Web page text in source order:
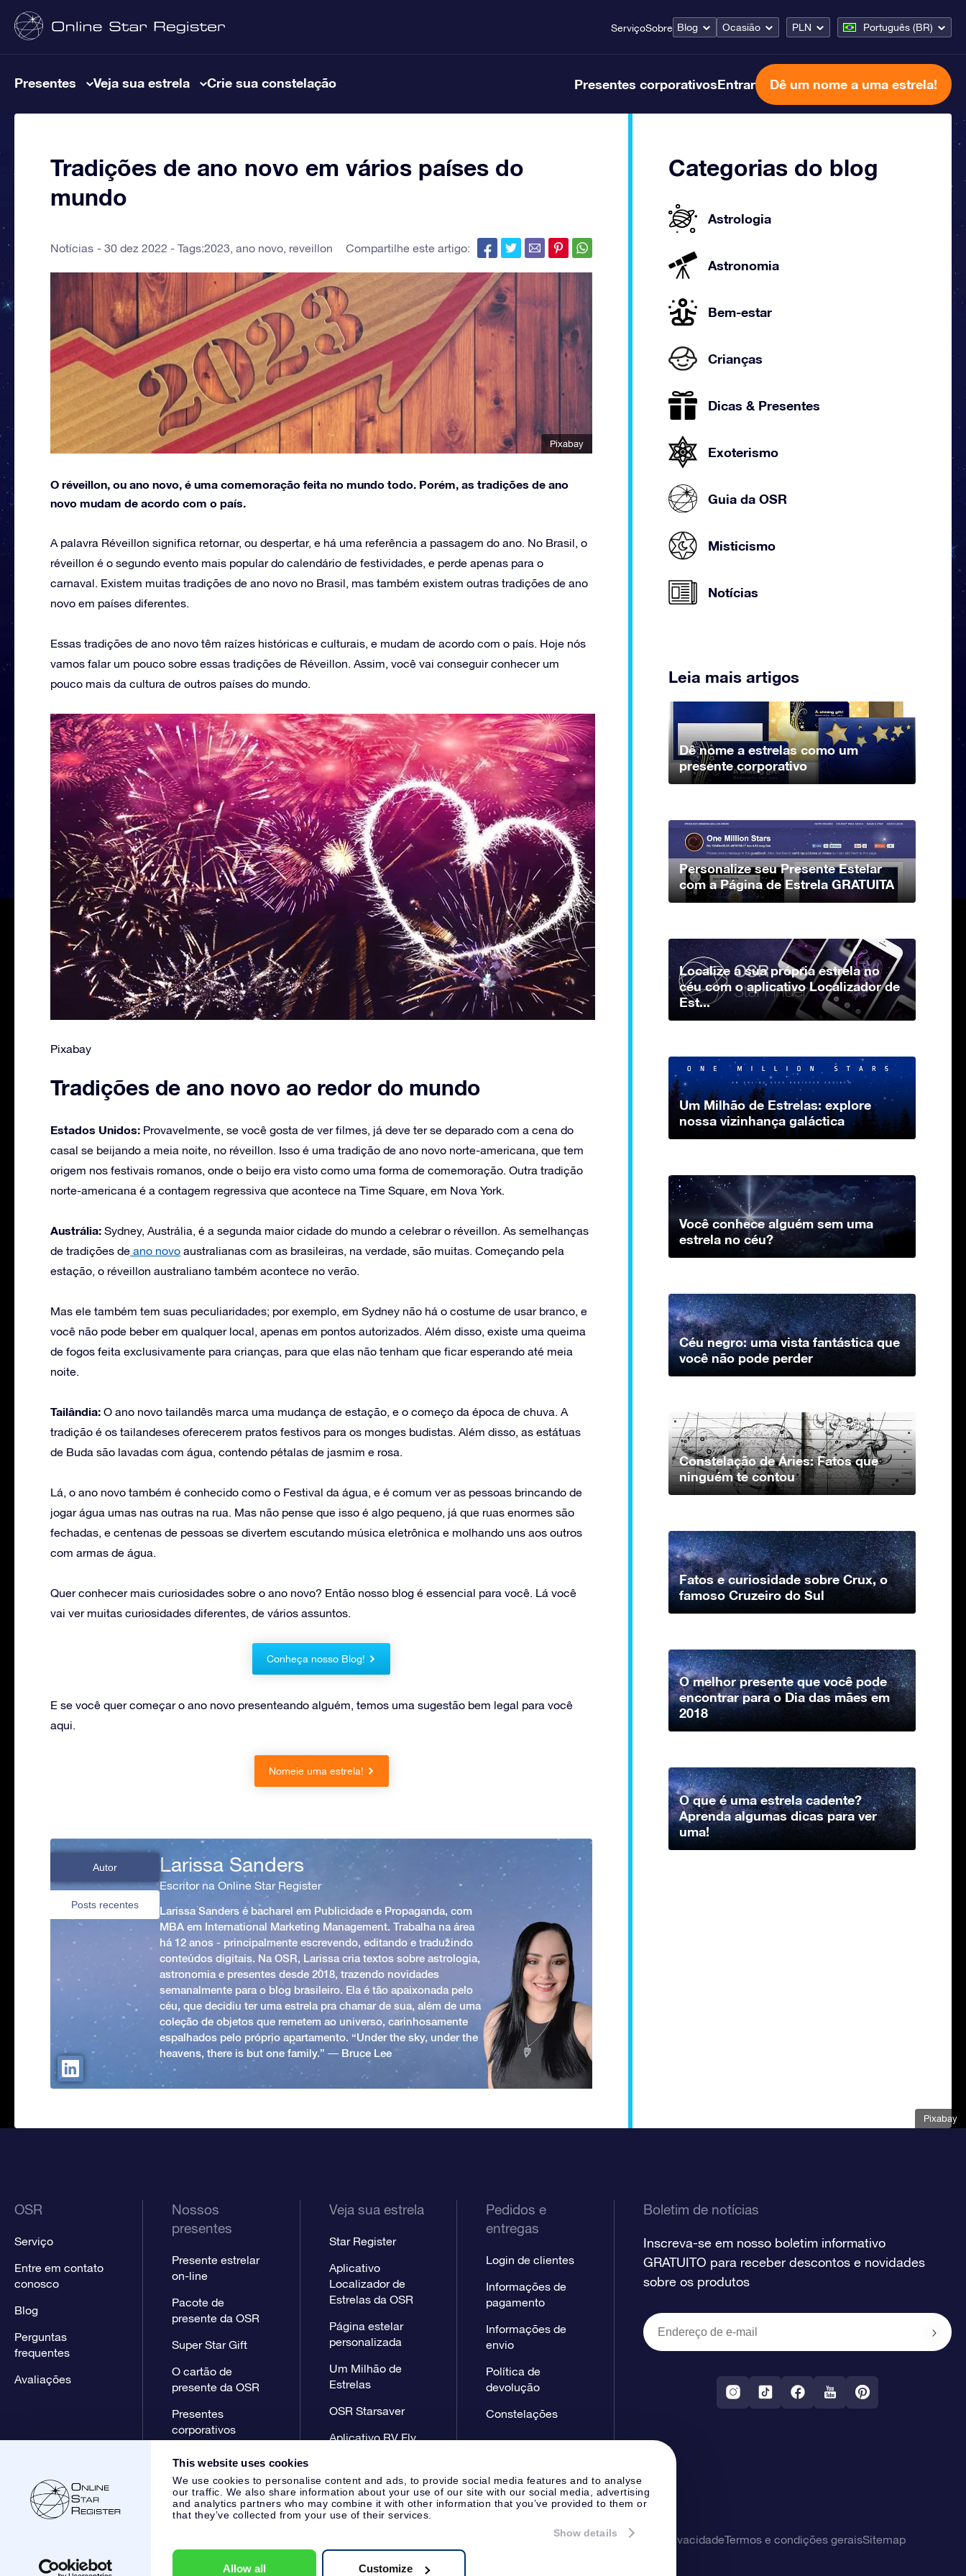
This website uses cookies
We use cookies to personalise content and ads, to provide social media features and to analyse
our traffic. We also share information about your use of our site with our social media, advertising
and analytics partners who may combine it with other information that you’ve provided to them or
that they’ve collected from your use of their services.
Show details
Allow all Customize
ServiçoSobre Blog Ocasião PLN Português (BR)
Presentes Veja sua estrela Crie sua constelação Presentes corporativosEntrar Dê um nome a uma estrela!
Tradições de ano novo em vários países do
mundo
Notícias 30 dez 2022 - Tags:2023, ano novo, reveillon Compartilhe este artigo:
Pixabay
O réveillon, ou ano novo, é uma comemoração feita no mundo todo. Porém, as tradições de ano
novo mudam de acordo com o país.
A palavra Réveillon significa retornar, ou despertar, e há uma referência a passagem do ano. No Brasil, o
réveillon é o segundo evento mais popular do calendário de festividades, e perde apenas para o
carnaval. Existem muitas tradições de ano novo no Brasil, mas também existem outras tradições de ano
novo em países diferentes.
Essas tradições de ano novo têm raízes históricas e culturais, e mudam de acordo com o país. Hoje nós
vamos falar um pouco sobre essas tradições de Réveillon. Assim, você vai conseguir conhecer um
pouco mais da cultura de outros países do mundo.
Pixabay
Pixabay
Tradições de ano novo ao redor do mundo
Estados Unidos: Provavelmente, se você gosta de ver filmes, já deve ter se deparado com a cena do
casal se beijando a meia noite, no réveillon. Isso é uma tradição de ano novo norte-americana, que tem
origem nos festivais romanos, onde o beijo era visto como uma forma de comemoração. Outra tradição
norte-americana é a contagem regressiva que acontece na Time Square, em Nova York.
Austrália: Sydney, Austrália, é a segunda maior cidade do mundo a celebrar o réveillon. As semelhanças
de tradições de ano novo australianas com as brasileiras, na verdade, são muitas. Começando pela
estação, o réveillon australiano também acontece no verão.
Mas ele também tem suas peculiaridades; por exemplo, em Sydney não há o costume de usar branco, e
você não pode beber em qualquer local, apenas em pontos autorizados. Além disso, existe uma queima
de fogos feita exclusivamente para crianças, para que elas não tenham que ficar esperando até meia
noite.
Tailândia: O ano novo tailandês marca uma mudança de estação, e o começo da época de chuva. A
tradição é os tailandeses oferecerem pratos festivos para os monges budistas. Além disso, as estátuas
de Buda são lavadas com água, contendo pétalas de jasmim e rosa.
Lá, o ano novo também é conhecido como o Festival da água, e é comum ver as pessoas brincando de
jogar água umas nas outras na rua. Mas não pense que isso é algo pequeno, já que ruas enormes são
fechadas, e centenas de pessoas se divertem escutando música eletrônica e molhando uns aos outros
com armas de água.
Quer conhecer mais curiosidades sobre o ano novo? Então nosso blog é essencial para você. Lá você
vai ver muitas curiosidades diferentes, de vários assuntos.
Conheça nosso Blog!
E se você quer começar o ano novo presenteando alguém, temos uma sugestão bem legal para você
aqui.
Nomeie uma estrela!
Autor
Posts recentes
Larissa Sanders
Escritor na Online Star Register
Larissa Sanders é bacharel em Publicidade e Propaganda, com
MBA em International Marketing Management. Trabalha na área
há 12 anos - principalmente escrevendo, editando e traduzindo
conteúdos digitais. Na OSR, Larissa cria textos sobre astrologia,
astronomia e presentes desde 2018, trazendo novidades
semanalmente para o blog brasileiro. Ela é tão apaixonada pelo
céu, que decidiu ter uma estrela pra chamar de sua, além de uma
coleção de objetos que remetem ao universo, carinhosamente
espalhados pelo próprio apartamento. “Under the sky, under the
heavens, there is but one family.” ― Bruce Lee
Categorias do blog
Astrologia
Astronomia
Bem-estar
Crianças
Dicas & Presentes
Exoterismo
Guia da OSR
Misticismo
Notícias
Leia mais artigos
Dê nome a estrelas como um
presente corporativo
Personalize seu Presente Estelar
com a Página de Estrela GRATUITA
Localize a sua própria estrela no
céu com o aplicativo Localizador de
Est...
Um Milhão de Estrelas: explore
nossa vizinhança galáctica
Você conhece alguém sem uma
estrela no céu?
Céu negro: uma vista fantástica que
você não pode perder
Constelação de Áries: Fatos que
ninguém te contou
Fatos e curiosidade sobre Crux, o
famoso Cruzeiro do Sul
O melhor presente que você pode
encontrar para o Dia das mães em
2018
O que é uma estrela cadente?
Aprenda algumas dicas para ver
uma!
OSR
Serviço
Entre em contato
conosco
Blog
Perguntas
frequentes
Avaliações
Nossos
presentes
Presente estrelar
on-line
Pacote de
presente da OSR
Super Star Gift
O cartão de
presente da OSR
Presentes
corporativos
Veja sua estrela
Star Register
Aplicativo
Localizador de
Estrelas da OSR
Página estelar
personalizada
Um Milhão de
Estrelas
OSR Starsaver
Aplicativo RV Fly
Pedidos e
entregas
Login de clientes
Informações de
pagamento
Informações de
envio
Política de
devolução
Constelações
Boletim de notícias
Inscreva-se em nosso boletim informativo
GRATUITO para receber descontos e novidades
sobre os produtos
Atendimento ao cliente:
KVK: 60333553, VAT: NL 8538.62.722B01
Página de imprensaDeclaração de privacidadeTermos e condições geraisSitemap